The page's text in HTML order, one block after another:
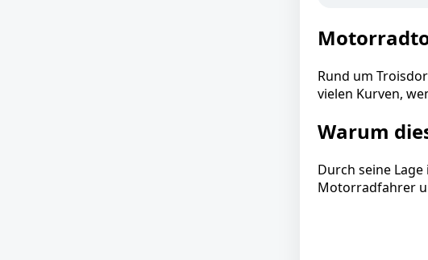
Rund um
vielen Kurven,
Warum
Durch seine
Motorradfahrer